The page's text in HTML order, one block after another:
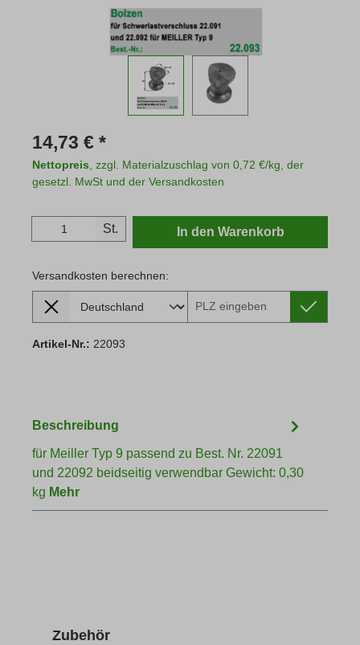
Regulärer Preis:
14,73 € *
Nettopreis , zzgl. Materialzuschlag von 0,72 €/kg, der
gesetzl. MwSt und der Versandkosten
Produkt Anzahl: Gib den gewünschten
St. In den Warenkorb
Versandkosten berechnen:
Lieferland
Versandkosten berechnen:
Artikel-Nr.: 22093
Beschreibung
für Meiller Typ 9 passend zu Best. Nr. 22091
und 22092 beidseitig verwendbar Gewicht: 0,30
kg Mehr
Produktgalerie überspringen
Zubehör